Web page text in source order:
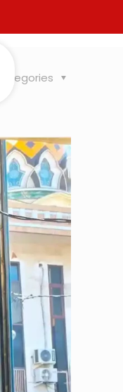
Categories